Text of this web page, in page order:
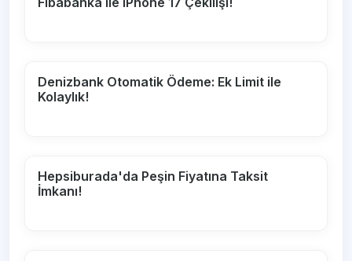
Denizbank Otomatik Ödeme: Ek Limit ile
Kolaylık!
Hepsiburada'da Peşin Fiyatına Taksit
İmkanı!